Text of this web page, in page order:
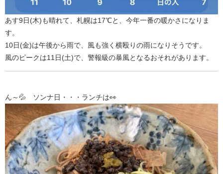
あす9日(木)も晴れて、札幌は17℃と、今年一番の暖かさになりま
す。
10日(金)は午後から雨で、風も強く横殴りの雨になりそうです。
風のピークは11日(土)で、警報級の暴風となるおそれがあります。
ん～💦 ソンナ日・・・ランチは👀